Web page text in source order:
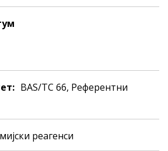
BAS/TC 66, Референтни
рeaгeнси